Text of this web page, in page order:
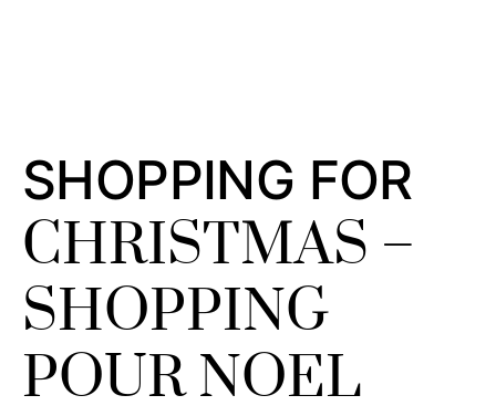
SHOPPING FOR
CHRISTMAS –
SHOPPING
POUR NOEL